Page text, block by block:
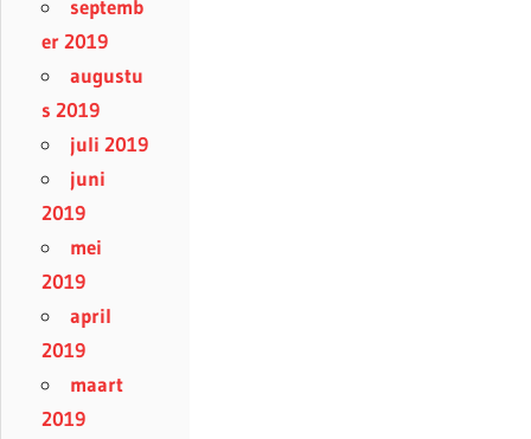
septemb
er 2019
augustu
s 2019
juli 2019
juni
2019
mei
2019
april
2019
maart
2019